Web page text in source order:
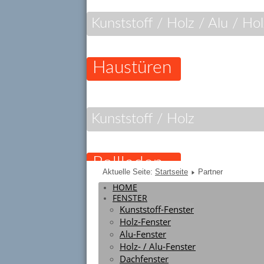
Kunststoff / Holz / Alu /
Haustüren
Kunststoff / Holz
Rollladen
Alu / Holz-Alu
Komfort
Aktuelle Seite: Startseite Partner
HOME
FENSTER
Kunststoff-Fenster
Holz-Fenster
Alu-Fenster
Holz- / Alu-Fenster
Dachfenster